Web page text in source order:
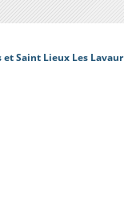
et Saint Lieux Les Lavaur